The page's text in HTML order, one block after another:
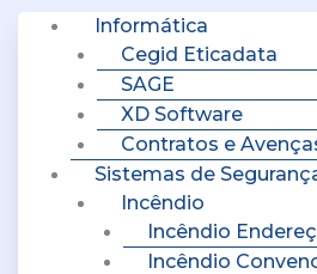
Informática
Cegid Eticadata
SAGE
XD Software
Contratos e
Sistemas de
Incêndio
Incêndio
Incêndio